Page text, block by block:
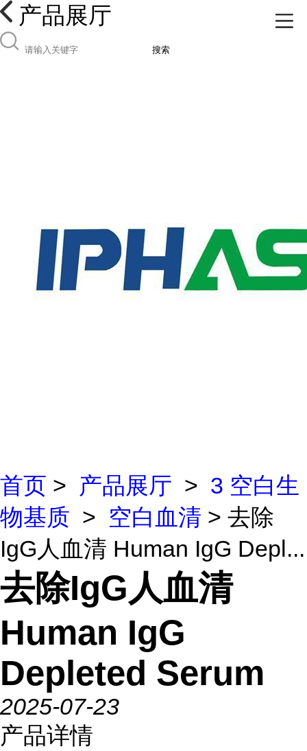
产品展厅
搜索
首页 > 产品展厅 > 3 空白生
物基质 > 空白血清 > 去除
IgG人血清 Human IgG Depl...
去除IgG人血清
Human IgG
Depleted Serum
2025-07-23
产品详情